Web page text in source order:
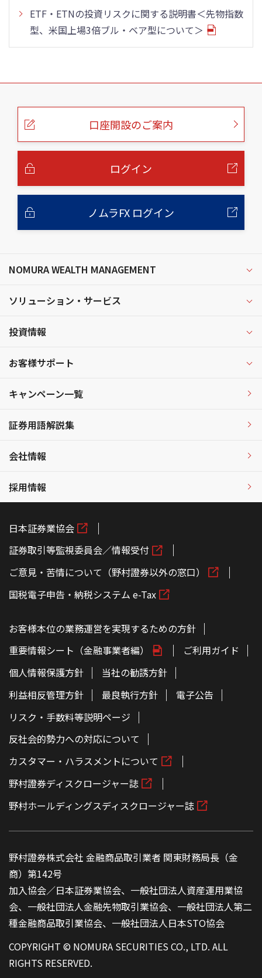
ETF・ETNの投資リスクに関する説明書＜先物指数
型、米国上場3倍ブル・ベア型について＞
こ
口座開設のご案内
ログイン
ノムラFX ログイン
NOMURA WEALTH MANAGEMENT
ソリューション・サービス
投資情報
お客様サポート
キャンペーン一覧
証券用語解説集
会社情報
採用情報
日本証券業協会
証券取引等監視委員会／情報受付
ご意見・苦情について（野村證券以外の窓口）
国税電子申告・納税システム e-Tax
お客様本位の業務運営を実現するための方針
重要情報シート（金融事業者編）
ご利用ガイド
個人情報保護方針
当社の勧誘方針
利益相反管理方針
最良執行方針
電子公告
リスク・手数料等説明ページ
反社会的勢力への対応について
カスタマー・ハラスメントについて
野村證券ディスクロージャー誌
野村ホールディングスディスクロージャー誌
野村證券株式会社 金融商品取引業者 関東財務局長（金
商）第142号
加入協会／日本証券業協会、一般社団法人資産運用業協
会、一般社団法人金融先物取引業協会、一般社団法人第二
種金融商品取引業協会、一般社団法人日本STO協会
COPYRIGHT © NOMURA SECURITIES CO., LTD. ALL
RIGHTS RESERVED.